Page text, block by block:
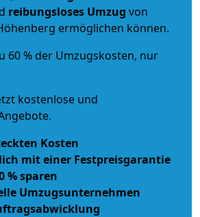
reibungsloses Umzug von
ermöglichen können.
60 % der Umzugskosten, nur
kostenlose und
Kosten
mit einer Festpreisgarantie
% sparen
Umzugsunternehmen